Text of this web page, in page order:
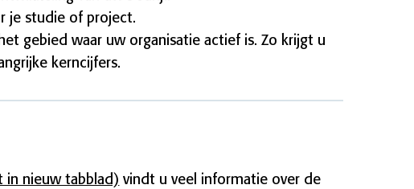
je studie of project.
gebied waar uw organisatie actief is. Zo krijgt u
kerncijfers.
in nieuw tabblad) vindt u veel informatie over de